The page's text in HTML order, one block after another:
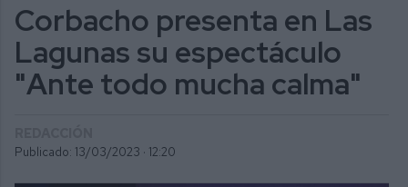
Corbacho presenta en Las
Lagunas su espectáculo
"Ante todo mucha calma"
Publicado: 13/03/2023 · 12:20